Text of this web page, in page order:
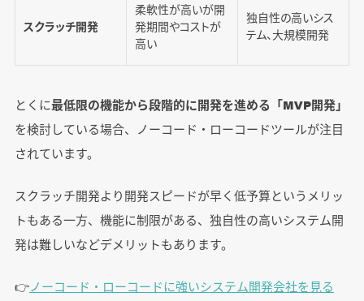
スクラッチ開発
柔軟性が高いが開
発期間やコストが
高い
独自性の高いシス
テム、大規模開発
とくに最低限の機能から段階的に開発を進める「MVP開発」
を検討している場合、ノーコード・ローコードツールが注目
されています。
スクラッチ開発より開発スピードが早く低予算というメリッ
トもある一方、機能に制限がある、独自性の高いシステム開
発は難しいなどデメリットもあります。
👉️ノーコード・ローコードに強いシステム開発会社を見る